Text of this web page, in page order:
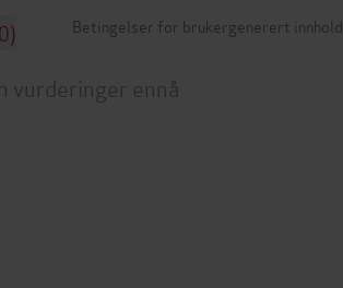
Betingelser for brukergenerert innhold
vurderinger ennå